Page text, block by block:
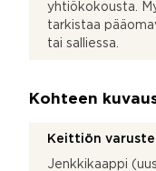
yhtiökokousta.
tarkistaa
tai salliessa.
Kohteen
Keittiön
Jenkkikaappi